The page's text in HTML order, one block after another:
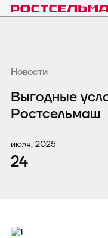
Новости
Выгодные
Ростсельмаш
июля, 2025
24